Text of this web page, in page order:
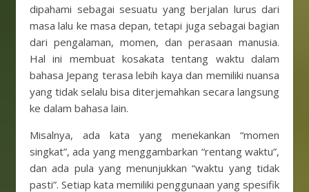
dipahami sebagai sesuatu yang berjalan lurus dari
masa lalu ke masa depan, tetapi juga sebagai bagian
dari pengalaman, momen, dan perasaan manusia.
Hal ini membuat kosakata tentang waktu dalam
bahasa Jepang terasa lebih kaya dan memiliki nuansa
yang tidak selalu bisa diterjemahkan secara langsung
ke dalam bahasa lain.
Misalnya, ada kata yang menekankan “momen
singkat”, ada yang menggambarkan “rentang waktu”,
dan ada pula yang menunjukkan “waktu yang tidak
pasti”. Setiap kata memiliki penggunaan yang spesifik